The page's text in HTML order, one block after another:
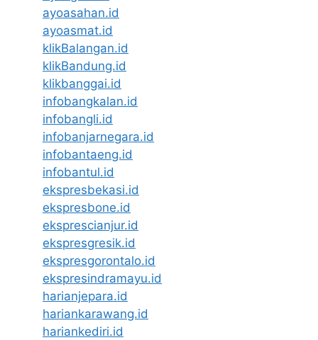
ayoasahan.id
ayoasmat.id
klikBalangan.id
klikBandung.id
klikbanggai.id
infobangkalan.id
infobangli.id
infobanjarnegara.id
infobantaeng.id
infobantul.id
ekspresbekasi.id
ekspresbone.id
eksprescianjur.id
ekspresgresik.id
ekspresgorontalo.id
ekspresindramayu.id
harianjepara.id
hariankarawang.id
hariankediri.id